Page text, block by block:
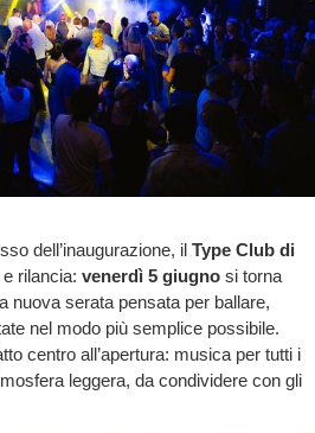
dell’inaugurazione, il Type Club di
rilancia: venerdì 5 giugnosi torna
nuova serata pensata per ballare,
nel modo più semplice possibile.
centro all’apertura: musica per tutti i
leggera, da condividere con gli